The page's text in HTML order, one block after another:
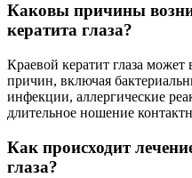
Каковы причины
кератита глаза?
Краевой кератит глаза может
причин, включая
инфекции, аллергические
длительное ношение
Как происходит
глаза?